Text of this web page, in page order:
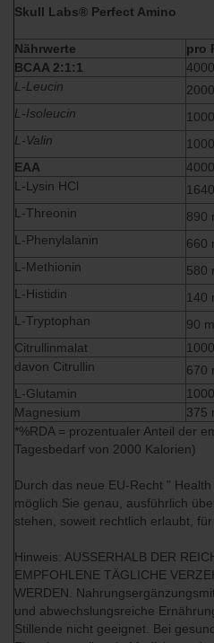
Skull Labs® Perfect Amino
Nährwerte
pro
BCAA 2:1:1
L-Leucin
L-Isoleucin
L-Valin
EAA
L-Lysin HCl
L-Threonin
890
L-Phenylalanin
660
L-Methionin
580
L-Histidin
140
L-Tryptophan
90
Citrullinmalat
davon Citrullin
670
L-Glutamin
Magnesium
375
*%RDA = prozentualer Anteil der
Tagesbedarf von 2000 Kalorien)
Durch das neue EU-Recht "
möglich Sie genau, ausführlich
stehen, soweit rechtlich erlaubt,
Hinweis: AUSSERHALB DER
EMPFOHLENE TÄGLICHE
WERDEN.
und abwechslungsreiche
Stillende nicht geeignet. Bei